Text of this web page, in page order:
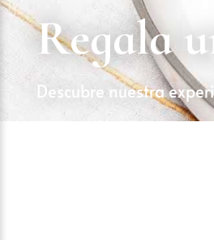
Regala
Descubre nuestra